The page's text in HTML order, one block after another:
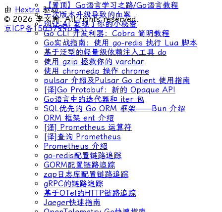
【置顶】Go语言学习之路/Go语言教程
一次版本升级导致的血案
别让 AI 发现了你的小秘密
Go CLI 开发利器：Cobra 简明教程
Go实战指南：使用 go-redis 执行 Lua 脚本
基于泛型的轻量级依赖注入工具 do
使用 gzip 拯救你的 varchar
使用 chromedp 操作 chrome
pulsar 介绍及Pulsar Go client 使用指南
[译]Go Protobuf：新的 Opaque API
Go语言中的迭代器和 iter 包
SQL优先的 Go ORM 框架——Bun 介绍
ORM 框架 ent 介绍
[译] Prometheus 运算符
[译]查询 Prometheus
Prometheus 介绍
go-redis配置链路追踪
GORM配置链路追踪
zap日志库配置链路追踪
gRPC的链路追踪
基于OTel的HTTP链路追踪
Jaeger快速指南
由 Hextra 驱动.
© 2026 李文周. All rights reserved.
京ICP备15037996号-1